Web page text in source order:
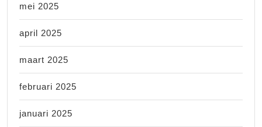
mei 2025
april 2025
maart 2025
februari 2025
januari 2025